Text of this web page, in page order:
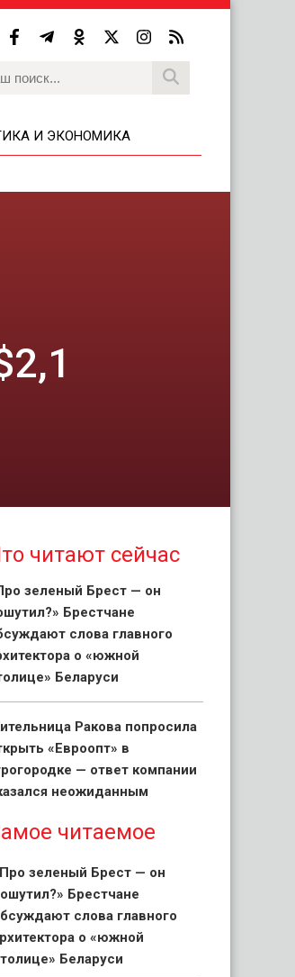
И ЭКОНОМИКА
читают сейчас
зеленый Брест — он
Брестчане
слова главного
о «южной
Беларуси
Ракова попросила
«Евроопт» в
— ответ компании
неожиданным
читаемое
зеленый Брест — он
Брестчане
слова главного
о «южной
Беларуси